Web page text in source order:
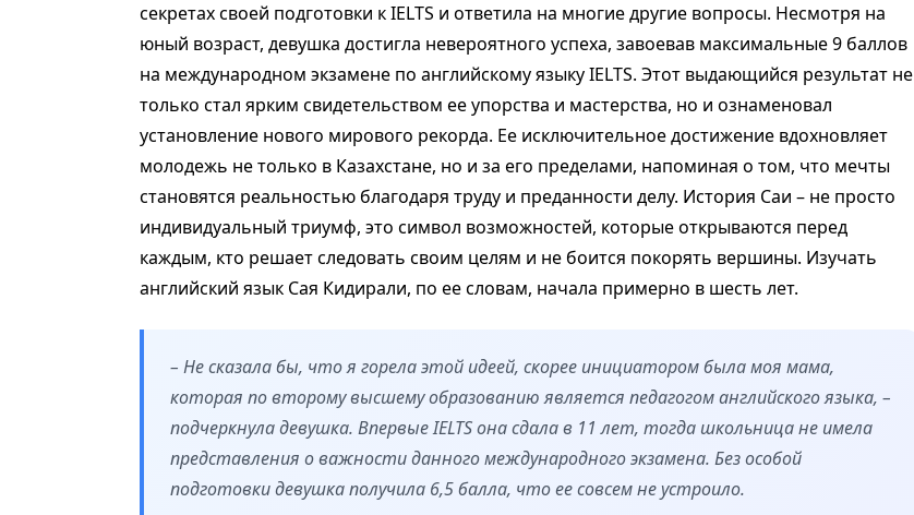
секретах своей подготовки к IELTS и ответила на многие другие вопросы. Несмотря на
юный возраст, девушка достигла невероятного успеха, завоевав максимальные 9 баллов
на международном экзамене по английскому языку IELTS. Этот выдающийся результат не
только стал ярким свидетельством ее упорства и мастерства, но и ознаменовал
установление нового мирового рекорда. Ее исключительное достижение вдохновляет
молодежь не только в Казахстане, но и за его пределами, напоминая о том, что мечты
становятся реальностью благодаря труду и преданности делу. История Саи – не просто
индивидуальный триумф, это символ возможностей, которые открываются перед
каждым, кто решает следовать своим целям и не боится покорять вершины. Изучать
английский язык Сая Кидирали, по ее словам, начала примерно в шесть лет.
– Не сказала бы, что я горела этой идеей, скорее инициатором была моя мама,
которая по второму высшему образованию является педагогом английского языка, –
подчеркнула девушка. Впервые IELTS она сдала в 11 лет, тогда школьница не имела
представления о важности данного международного экзамена. Без особой
подготовки девушка получила 6,5 балла, что ее совсем не устроило.